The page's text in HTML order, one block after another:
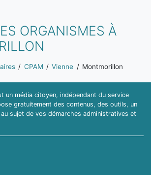
ORGANISMES À
CPAM Vienne Montmorillon
un média citoyen, indépendant du service
gratuitement des contenus, des outils, un
sujet de vos démarches administratives et